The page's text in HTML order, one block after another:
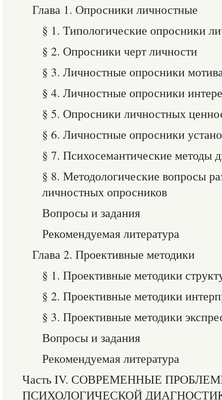
Глава 1. Опросники личностные
§ 1. Типологические опросники
§ 2. Опросники черт личности
§ 3. Личностные опросники
§ 4. Личностные опросники
§ 5. Опросники личностных
§ 6. Личностные опросники
§ 7. Психосемантические методы
§ 8. Методологические вопросы
личностных опросников
Вопросы и задания
Рекомендуемая литература
Глава 2. Проективные методики
§ 1. Проективные методики
§ 2. Проективные методики
§ 3. Проективные методики
Вопросы и задания
Рекомендуемая литература
Часть IV. СОВРЕМЕННЫЕ
ПСИХОЛОГИЧЕСКОЙ